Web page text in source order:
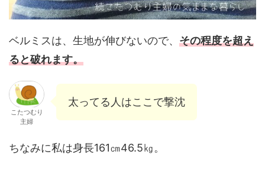
ベルミスは、生地が伸びないので、 その程度を超え
ると破れます。
こたつむり
主婦
太ってる人はここで撃沈
ちなみに私は身長161㎝46.5㎏。